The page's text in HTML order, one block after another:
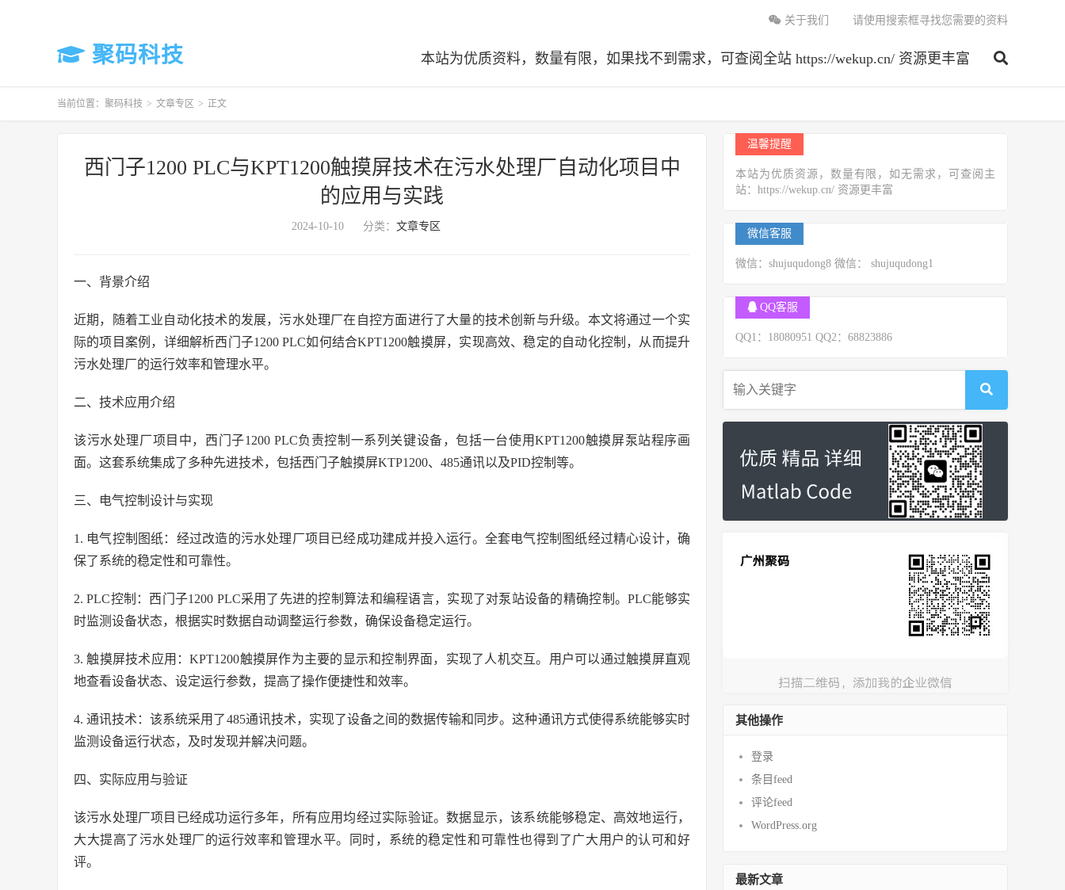
聚码科技 本站为优质资料，数量有限，如果找不到需求，可查阅全站 https://wekup.cn/ 资源更丰富
关于我们 请使用搜索框寻找您需要的资料
当前位置： 聚码科技 > 文章专区 > 正文
西门子1200 PLC与KPT1200触摸屏技术在污水处理厂自动化项目中
的应用与实践
2024-10-10 分类： 文章专区
一、背景介绍
近期，随着工业自动化技术的发展，污水处理厂在自控方面进行了大量的技术创新与升级。本文将通过一个实
际的项目案例，详细解析西门子1200 PLC如何结合KPT1200触摸屏，实现高效、稳定的自动化控制，从而提升
污水处理厂的运行效率和管理水平。
二、技术应用介绍
该污水处理厂项目中，西门子1200 PLC负责控制一系列关键设备，包括一台使用KPT1200触摸屏泵站程序画
面。这套系统集成了多种先进技术，包括西门子触摸屏KTP1200、485通讯以及PID控制等。
三、电气控制设计与实现
1. 电气控制图纸：经过改造的污水处理厂项目已经成功建成并投入运行。全套电气控制图纸经过精心设计，确
保了系统的稳定性和可靠性。
2. PLC控制：西门子1200 PLC采用了先进的控制算法和编程语言，实现了对泵站设备的精确控制。PLC能够实
时监测设备状态，根据实时数据自动调整运行参数，确保设备稳定运行。
3. 触摸屏技术应用：KPT1200触摸屏作为主要的显示和控制界面，实现了人机交互。用户可以通过触摸屏直观
地查看设备状态、设定运行参数，提高了操作便捷性和效率。
4. 通讯技术：该系统采用了485通讯技术，实现了设备之间的数据传输和同步。这种通讯方式使得系统能够实时
监测设备运行状态，及时发现并解决问题。
四、实际应用与验证
该污水处理厂项目已经成功运行多年，所有应用均经过实际验证。数据显示，该系统能够稳定、高效地运行，
大大提高了污水处理厂的运行效率和管理水平。同时，系统的稳定性和可靠性也得到了广大用户的认可和好
评。
温馨提醒
本站为优质资源，数量有限，如无需求，可查阅主
站：https://wekup.cn/ 资源更丰富
微信客服
微信：shujuqudong8 微信： shujuqudong1
QQ客服
QQ1：18080951 QQ2：68823886
其他操作
登录
条目feed
评论feed
WordPress.org
最新文章